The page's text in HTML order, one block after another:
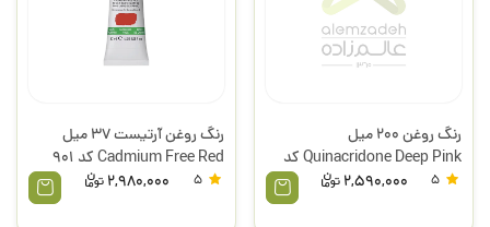
رنگ روغن 200 میل
Quinacridone Deep Pink کد
250 وینتون وینزور
2,590,000
رنگ روغن آرتیست 37 میل
Cadmium Free Red کد 901
سری 4 وینزور
2,980,000